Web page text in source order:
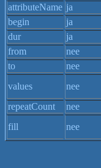
attributeName ja
begin
ja
dur
ja
from
nee
to
nee
values
nee
repeatCount
nee
fill
nee